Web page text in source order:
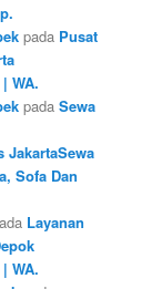
pada Pusat
WA.
padaSewa
JakartaSewa
Sofa Dan
Layanan
WA.